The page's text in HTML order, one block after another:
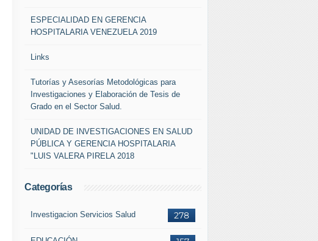
ESPECIALIDAD EN GERENCIA
HOSPITALARIA VENEZUELA 2019
Links
Tutorías y Asesorías Metodológicas para
Investigaciones y Elaboración de Tesis de
Grado en el Sector Salud.
UNIDAD DE INVESTIGACIONES EN SALUD
PÚBLICA Y GERENCIA HOSPITALARIA
"LUIS VALERA PIRELA 2018
Categorías
278
Investigacion Servicios Salud